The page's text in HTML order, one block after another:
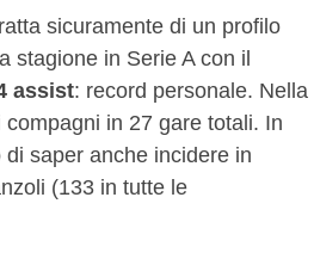
sicuramente di un profilo
stagione in Serie A con il
assist: record personale. Nella
in 27 gare totali. In
saper anche incidere in
(133 in tutte le